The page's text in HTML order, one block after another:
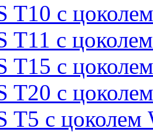
T10 с
T11 с
T15 с
T20 с
T5 с цоколем